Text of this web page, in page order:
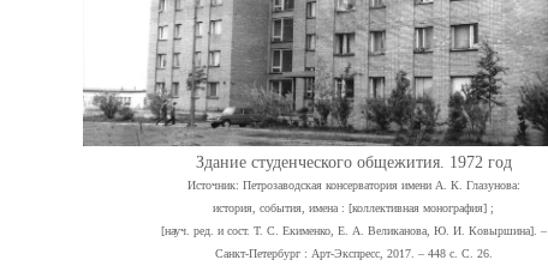
Здание студенческого общежития. 1972 год
Источник: Петрозаводская консерватория имени А. К. Глазунова:
история, события, имена : [коллективная монография] ;
[науч. ред. и сост. Т. С. Екименко, Е. А. Великанова, Ю. И. Ковыршина]. –
Санкт-Петербург : Арт-Экспресс, 2017. – 448 с. С. 26.